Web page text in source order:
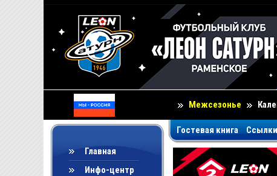
Межсезонье
Главная
Инфо-центр
Гостевая книга Ссылки